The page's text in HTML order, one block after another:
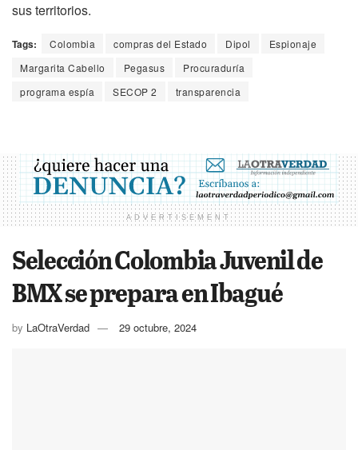
sus territorios.
Tags: Colombia compras del Estado Dipol
Espionaje
Margarita Cabello
Pegasus
Procuraduría
programa espía
SECOP 2 transparencia
ADVERTISEMENT
Selección Colombia Juvenil de
BMX se prepara en Ibagué
by LaOtraVerdad 29 octubre, 2024